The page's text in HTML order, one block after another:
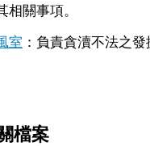
相關事項。
室 ：負責貪瀆不法之
檔案